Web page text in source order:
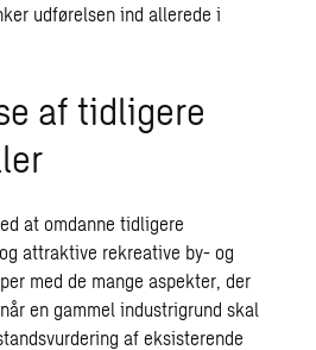
udførelsen ind allerede i
af tidligere
at omdanne tidligere
attraktive rekreative by- og
med de mange aspekter, der
en gammel industrigrund skal
af eksisterende